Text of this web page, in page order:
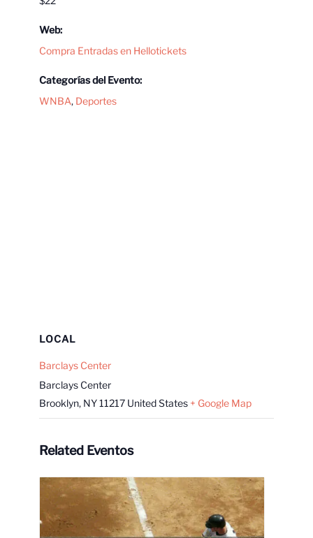
Web:
Compra Entradas en Hellotickets
Categorías del Evento:
WNBA, Deportes
LOCAL
Barclays Center
Barclays Center
Brooklyn, NY11217 United States + Google Map
Related Eventos